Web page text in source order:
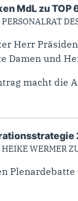
MdL zu TOP
PERSONALRAT
Herr
Damen und
macht die
HEIKE WERMER